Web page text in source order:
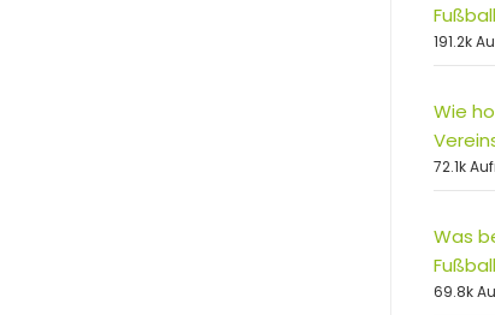
191.2k
Wie
72.1k
Was
69.8k